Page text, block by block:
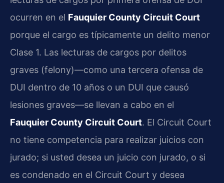
ocurren en el Fauquier County Circuit Court
porque el cargo es típicamente un delito menor
Clase 1. Las lecturas de cargos por delitos
graves (felony)—como una tercera ofensa de
DUI dentro de 10 años o un DUI que causó
lesiones graves—se llevan a cabo en el
Fauquier County Circuit Court. El Circuit Court
no tiene competencia para realizar juicios con
jurado; si usted desea un juicio con jurado, o si
es condenado en el Circuit Court y desea